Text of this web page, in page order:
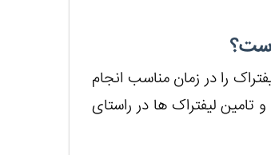
را در زمان مناسب انجام
تامین لیفتراک ها در راستای